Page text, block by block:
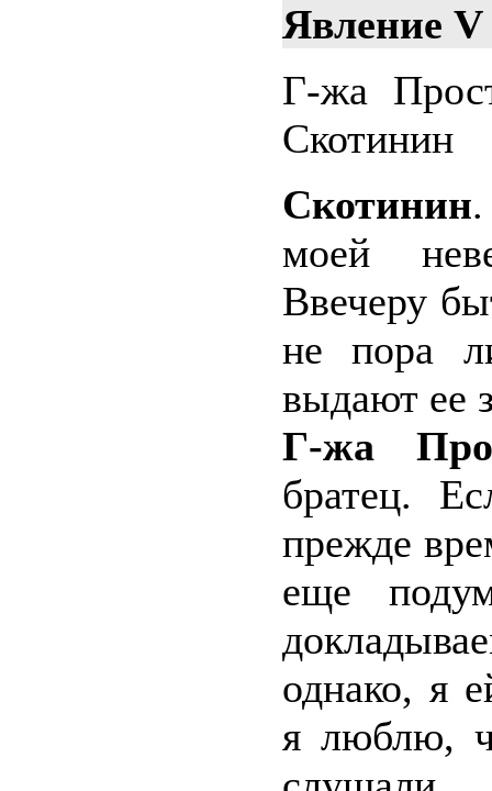
Явление V
Г-жа
Скотинин
Скотинин
моей
Ввечеру
не пора
выдают ее
Г-жа
братец.
прежде
еще
однако, я
я люблю,